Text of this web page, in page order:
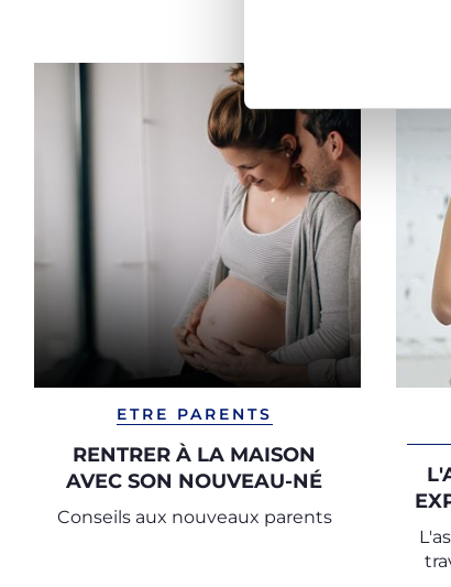
ETRE PARENTS
RENTRER À LA MAISON
AVEC SON NOUVEAU-NÉ
Conseils aux nouveaux parents